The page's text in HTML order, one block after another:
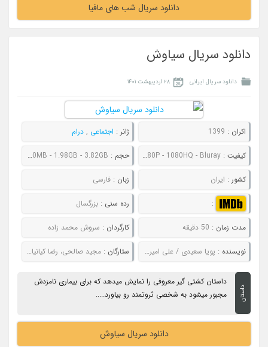
دانلود سریال شب های مافیا
دانلود سریال سیاوش
دانلود سریال ایرانی ۲۸ اردیبهشت ۱۴۰۱
اکران : 1399 ژانر : اجتماعی , درام
کیفیت :480P - 720P - 1080P - 1080HQ - Bluray حجم : 337MB - 540MB - 840MB - 1.98GB - 3.82GB
کشور : ایران زبان : فارسی
: رده سنی : بزرگسال
مدت زمان : 50 دقیقه کارگردان : سروش محمد زاده
نویسنده : پویا سعیدی / علی امیرریاحی / امیررضا رشتی ستارگان : مجید صالحی، رضا کیانیان، میلاد کی مرام، ترلان پروانه
داستان
داستان کشتی گیر معروفی را نمایش میدهد که برای بیماری نامزدش
مجبور میشود به شخصی ثروتمند رو بیاورد.....
دانلود سریال سیاوش